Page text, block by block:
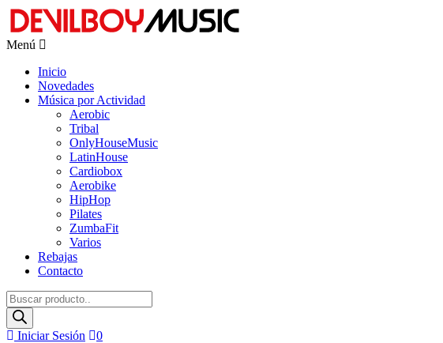
Menú
Inicio
Novedades
Música por Actividad
Aerobic
Tribal
OnlyHouseMusic
LatinHouse
Cardiobox
Aerobike
HipHop
Pilates
ZumbaFit
Varios
Rebajas
Contacto
Búsqueda
de
productos
Iniciar Sesión 0